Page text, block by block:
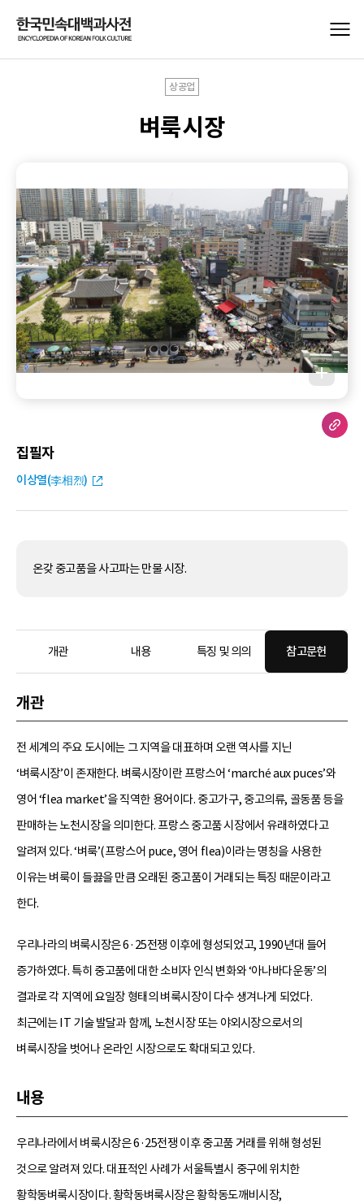
상공업
벼룩시장
집필자
이상열(李相烈)
온갖 중고품을 사고파는 만물 시장.
개관 내용 특징 및 의의 참고문헌
개관
전 세계의 주요 도시에는 그 지역을 대표하며 오랜 역사를 지닌
‘벼룩시장’이 존재한다. 벼룩시장이란 프랑스어 ‘marché aux puces’와
영어 ‘flea market’을 직역한 용어이다. 중고가구, 중고의류, 골동품 등을
판매하는 노천시장을 의미한다. 프랑스 중고품 시장에서 유래하였다고
알려져 있다. ‘벼룩’(프랑스어 puce, 영어 flea)이라는 명칭을 사용한
이유는 벼룩이 들끓을 만큼 오래된 중고품이 거래되는 특징 때문이라고
한다.
우리나라의 벼룩시장은 6·25전쟁 이후에 형성되었고, 1990년대 들어
증가하였다. 특히 중고품에 대한 소비자 인식 변화와 ‘아나바다운동’의
결과로 각 지역에 요일장 형태의 벼룩시장이 다수 생겨나게 되었다.
최근에는 IT 기술 발달과 함께, 노천시장 또는 야외시장으로서의
벼룩시장을 벗어나 온라인 시장으로도 확대되고 있다.
내용
우리나라에서 벼룩시장은 6·25전쟁 이후 중고품 거래를 위해 형성된
것으로 알려져 있다. 대표적인 사례가 서울특별시 중구에 위치한
황학동벼룩시장이다. 황학동벼룩시장은 황학동도깨비시장,